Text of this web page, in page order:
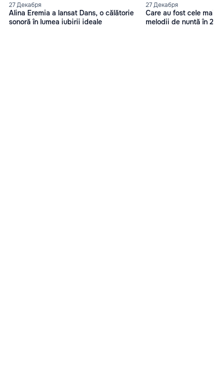
27 Декабря
Alina Eremia a lansat Dans, o călătorie
sonoră în lumea iubirii ideale
27 Декабря
Care au fost cele mai
melodii de nuntă în